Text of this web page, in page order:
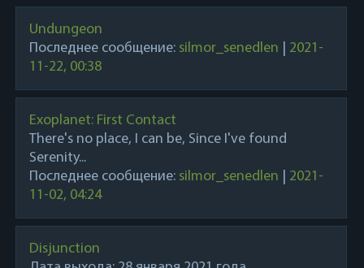
Undungeon
Последнее сообщение: silmor_senedlen
2021-
11-22, 00:38
Exoplanet: First Contact
There's no place, I can be, Since I've found
Serenity...
Последнее сообщение: silmor_senedlen
2021-
11-02, 04:24
Disjunction